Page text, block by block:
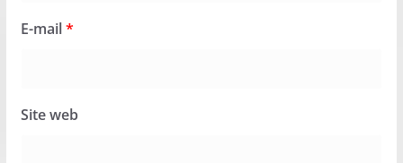
E-mail*
Site web